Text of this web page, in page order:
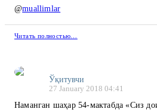
@muallimlar
Читать полностью…
Ўқитувчи
27 January 2018 04:41
Наманган шаҳар 54-мактабда «Сиз